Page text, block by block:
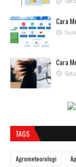
Cara
Cara
TAGS
Agrometeorologi